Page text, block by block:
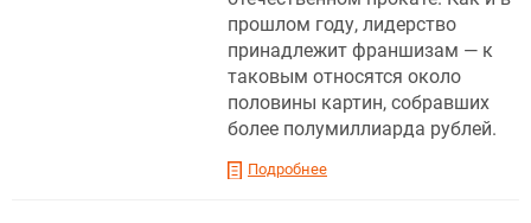
прошлом году, лидерство
принадлежит франшизам — к
таковым относятся около
половины картин, собравших
более полумиллиарда рублей.
Подробнее